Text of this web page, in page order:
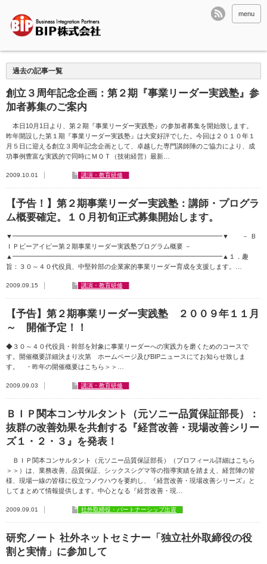
menu
過去の記事一覧
創立３周年記念企画：第２期『事業リーダー実践塾』参
加者募集のご案内
本日10月1日より、第２期『事業リーダー実践塾』の参加者募集を開始致します。
昨年開設した第１期『事業リーダー実践塾』は大変好評でした。今回は２０１０年１
月５日に迎える創立３周年記念企画として、卓越した専門講師陣のご協力により、成
功事例豊富な実践的で同時にＭＯＴ（技術経営）最新…
2009.10.01 講演・教育研修
【予告！】第２期事業リーダー実践塾：講師・プログラ
ム概要確定。１０月初旬正式募集開始します。
▼━━━━━━━━━━━━━━━━━━━━━━━━━━━━━━━━▼ － Ｂ
ＩＰビーアイピー第２期事業リーダー実践塾プログラム概要 －
▲━━━━━━━━━━━━━━━━━━━━━━━━━━━━━━━━▲１．趣
旨：３０～４０代役員、中堅幹部の企業家的事業リーダー育成を支援します。…
2009.09.15 講演・教育研修
【予告】第２期事業リーダー実践塾 ２００９年１１月
～ 開催予定！！
◆３０～４０代役員・幹部を対象に事業リーダーへの実践力を磨くためのコースで
す。開催概要詳細決まり次第 ホームページ及びBIPニュースにてお知らせ致しま
す。 ・昨年の開催概要はこちら＞＞…
2009.09.03 講演・教育研修
ＢＩＰ関本コンサルタント（元ソニー品質保証部長）：
抜群の改善効果を共創する『経営改善・現場改善シリー
ズ１・２・３』を発表！
ＢＩＰ関本コンサルタント（元ソニー品質保証部長）（プロフィール詳細はこちら
＞＞）は、業務改善、品質保証、シックスシグマ等の指導実績を踏まえ、経営陣の皆
様、現場一線の皆様に役立つノウハウを要約し、『経営改善・現場改善シリーズ』と
してまとめて情報提供します。中心となる『経営改善・現…
2009.09.01 社外取締役・パートナーシップ出資
研究ノート 社外ネットセミナー「独立社外取締役の役
割と実情」に参加して